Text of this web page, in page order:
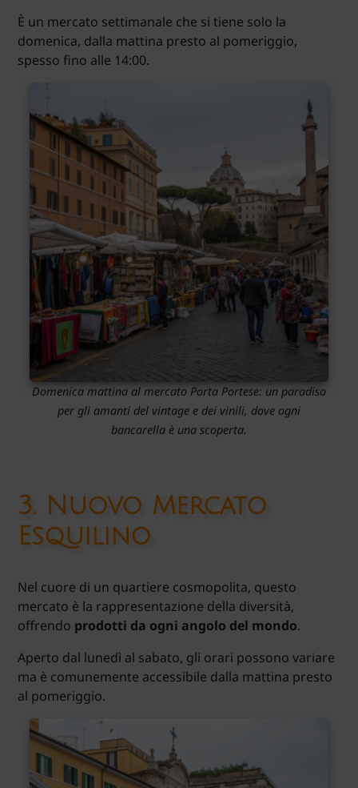
È un mercato settimanale che si tiene solo la
domenica, dalla mattina presto al pomeriggio,
spesso fino alle 14:00.
Domenica mattina al mercato Porta Portese: un paradiso
per gli amanti del vintage e dei vinili, dove ogni
bancarella è una scoperta.
3. Nuovo Mercato
Esquilino
Nel cuore di un quartiere cosmopolita, questo
mercato è la rappresentazione della diversità,
offrendo prodotti da ogni angolo del mondo.
Aperto dal lunedì al sabato, gli orari possono variare
ma è comunemente accessibile dalla mattina presto
al pomeriggio.